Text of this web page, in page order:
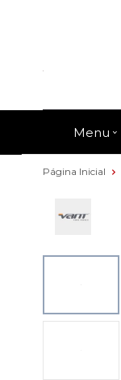
Menu
Página Inicial